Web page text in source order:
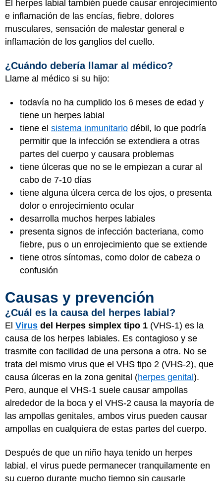
El herpes labial también puede causar enrojecimiento
e inflamación de las encías, fiebre, dolores
musculares, sensación de malestar general e
inflamación de los ganglios del cuello.
¿Cuándo debería llamar al médico?
Llame al médico si su hijo:
todavía no ha cumplido los 6 meses de edad y
tiene un herpes labial
tiene el sistema inmunitario débil, lo que podría
permitir que la infección se extendiera a otras
partes del cuerpo y causara problemas
tiene úlceras que no se le empiezan a curar al
cabo de 7-10 días
tiene alguna úlcera cerca de los ojos, o presenta
dolor o enrojecimiento ocular
desarrolla muchos herpes labiales
presenta signos de infección bacteriana, como
fiebre, pus o un enrojecimiento que se extiende
tiene otros síntomas, como dolor de cabeza o
confusión
Causas y prevención
¿Cuál es la causa del herpes labial?
El Virus del Herpes simplex tipo 1 (VHS-1) es la
causa de los herpes labiales. Es contagioso y se
trasmite con facilidad de una persona a otra. No se
trata del mismo virus que el VHS tipo 2 (VHS-2), que
causa úlceras en la zona genital (herpes genital).
Pero, aunque el VHS-1 suele causar ampollas
alrededor de la boca y el VHS-2 causa la mayoría de
las ampollas genitales, ambos virus pueden causar
ampollas en cualquiera de estas partes del cuerpo.
Después de que un niño haya tenido un herpes
labial, el virus puede permanecer tranquilamente en
su cuerpo durante mucho tiempo sin causarle